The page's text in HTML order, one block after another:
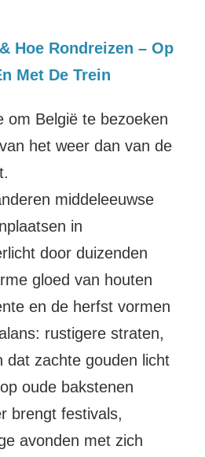
Hoe Rondreizen – Op
Met De Trein
om België te bezoeken
het weer dan van de
middeleeuwse
in
door duizenden
gloed van houten
en de herfst vormen
rustigere straten,
dat zachte gouden licht
oude bakstenen
brengt festivals,
avonden met zich